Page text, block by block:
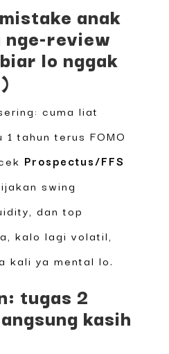
anak
nge-review
lo nggak
cuma liat
tahun terus FOMO
Prospectus/FFS
swing
dan top
kalo lagi volatil,
kali ya mental lo.
tugas 2
kasih